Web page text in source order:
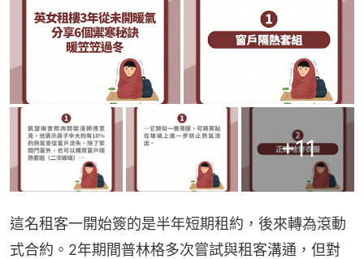
+11
這名租客一開始簽的是半年短期租約，後來轉為滾動
式合約。2年期間普林格多次嘗試與租客溝通，但對